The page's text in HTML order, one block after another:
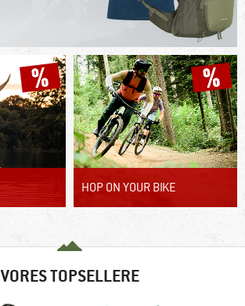
HOP ON YOUR BIKE
VORES TOPSELLERE